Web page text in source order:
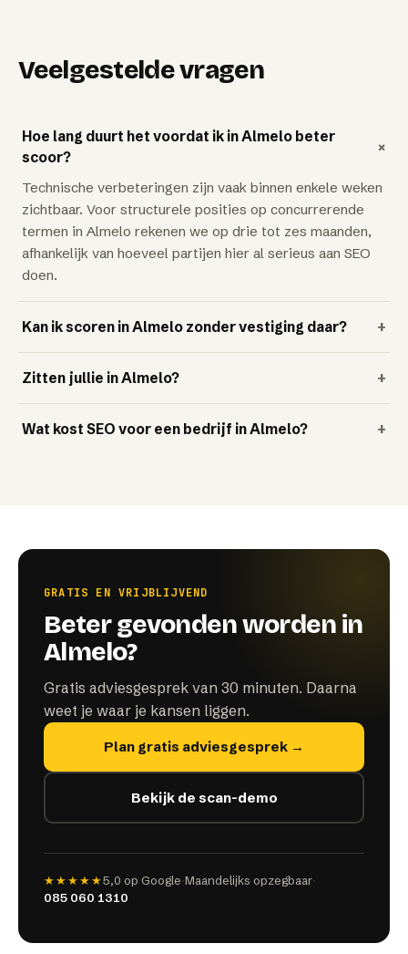
Veelgestelde vragen
Hoe lang duurt het voordat ik in Almelo beter
scoor?
+
Technische verbeteringen zijn vaak binnen enkele weken
zichtbaar. Voor structurele posities op concurrerende
termen in Almelo rekenen we op drie tot zes maanden,
afhankelijk van hoeveel partijen hier al serieus aan SEO
doen.
Kan ik scoren in Almelo zonder vestiging daar? +
Zitten jullie in Almelo? +
Wat kost SEO voor een bedrijf in Almelo? +
GRATIS EN VRIJBLIJVEND
Beter gevonden worden in
Almelo?
Gratis adviesgesprek van 30 minuten. Daarna
weet je waar je kansen liggen.
Plan gratis adviesgesprek →
Bekijk de scan-demo
★★★★★5,0 op Google·Maandelijks opzegbaar·
085 060 1310